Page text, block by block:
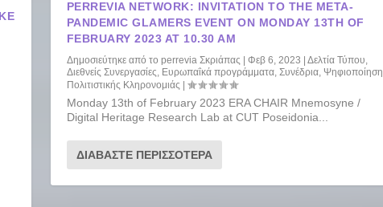
PERREVIA NETWORK: INVITATION TO THE META-
PANDEMIC GLAMERS EVENT ON MONDAY 13TH OF
FEBRUARY 2023 AT 10.30 AM
Δημοσιεύτηκε από το perrevia Σκριάπας Φεβ 6, 2023 Δελτία Τύπου,
Διεθνείς Συνεργασίες, Ευρωπαΐκά προγράμματα, Συνέδρια, Ψηφιοποίηση
Πολιτιστικής Κληρονομιάς
Monday 13th of February 2023 ERA CHAIR Mnemosyne /
Digital Heritage Research Lab at CUT Poseidonia...
ΔΙΑΒΆΣΤΕ ΠΕΡΙΣΣΌΤΕΡΑ